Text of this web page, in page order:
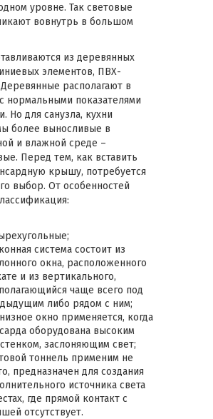
уровне. Так световые
вовнутрь в большом
из деревянных
элементов, ПВХ-
располагают в
нормальными показателями
Но для санузла, кухни
более выносливые в
и влажной среде –
Перед тем, как вставить
крышу, потребуется
выбор. От особенностей
система состоит из
окна, расположенного
и из вертикального,
чаще всего под
либо рядом с ним;
окно применяется, когда
оборудована высоким
заслоняющим свет;
тоннель применим не
предназначен для создания
источника света
где прямой контакт с
отсутствует.